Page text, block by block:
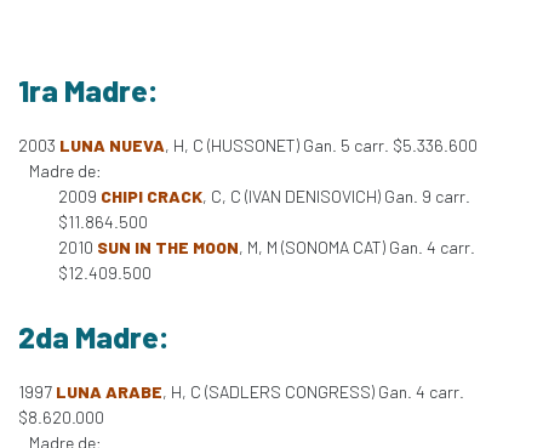
1ra Madre:
2003 LUNA NUEVA, H, C (HUSSONET) Gan. 5 carr. $5.336.600
Madre de:
2009 CHIPI CRACK, C, C (IVAN DENISOVICH) Gan. 9 carr.
$11.864.500
2010 SUN IN THE MOON, M, M (SONOMA CAT) Gan. 4 carr.
$12.409.500
2da Madre:
1997 LUNA ARABE, H, C (SADLERS CONGRESS) Gan. 4 carr.
$8.620.000
Madre de: